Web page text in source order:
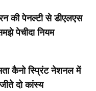
की पेनल्टी से डीएलएस
पेचीदा नियम
कैनो स्प्रिंट नेशनल में
दो कांस्य